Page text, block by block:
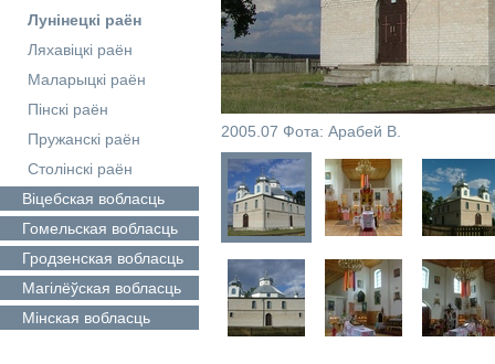
Лунінецкі раён
Ляхавіцкі раён
Маларыцкі раён
Пінскі раён
Пружанскі раён
Столінскі раён
Віцебская вобласць
Гомельская вобласць
Гродзенская вобласць
Магілёўская вобласць
Мінская вобласць
2005.07 Фота: Арабей В.